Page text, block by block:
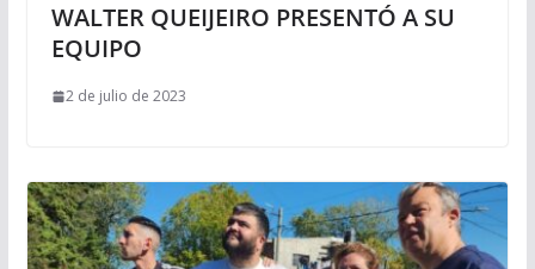
WALTER QUEIJEIRO PRESENTÓ A SU
EQUIPO
2 de julio de 2023